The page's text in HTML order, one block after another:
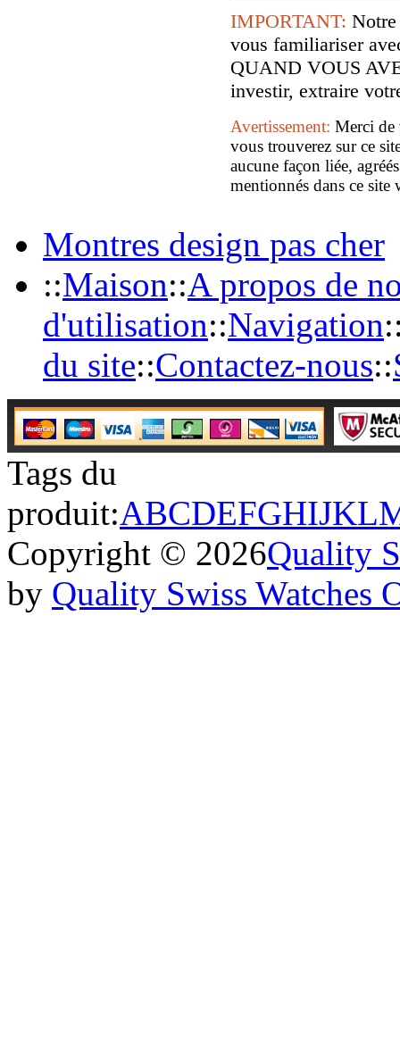
IMPORTANT:
vous familiariser
QUAND VOUS
investir, extraire
Avertissement: Merci de
vous trouverez sur ce
aucune façon liée,
mentionnés dans ce site
Montres design pas cher
::Maison::A propos de
d'utilisation::Navigation
du site::Contactez-nous::
Tags du
produit:ABCDEFGHIJKL
Copyright © 2026Quality
by Quality Swiss Watches